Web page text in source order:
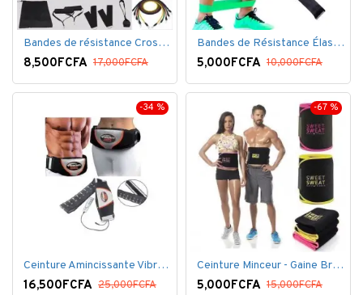
Bandes de résistance Crossfit pour la remise en forme - 11 pièces/ensemble - Élastique- Caoutchouc
8,500FCFA 17,000FCFA
Bandes de Résistance Élastique Latex pour Salle de Gym, Exercice, Yoga, Pilâtes, Kinésithérapie, Rééducation
5,000FCFA 10,000FCFA
-34 %
Ceinture Amincissante Vibro - Noir
16,500FCFA 25,000FCFA
-67 %
Ceinture Minceur - Gaine Brûlante - Ventre plat
5,000FCFA 15,000FCFA